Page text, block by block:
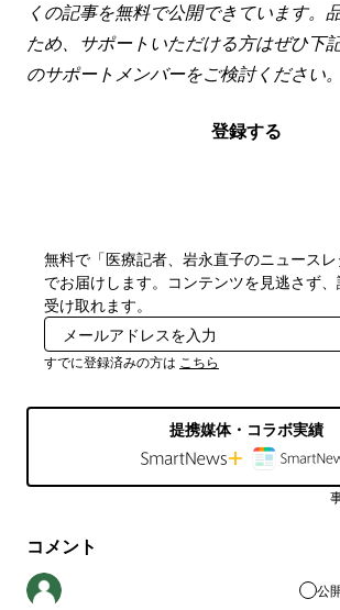
くの記事を無料で公開できています。
ため、サポートいただける方はぜひ下
のサポートメンバーをご検討ください。
登録する
無料で「医療記者、岩永直子のニュース
でお届けします。コンテンツを見逃さず
受け取れます。
すでに登録済みの方は こちら
提携媒体・コラボ実績
コメント
公